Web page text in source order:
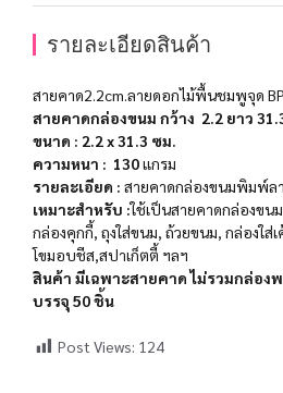
รายละเอียดสินค้า
สายคาด2.2cm.ลายดอกไม้พื้นชมพูจุด
สายคาดกล่องขนม กว้าง 2.2 ยาว
ขนาด : 2.2 x 31.3 ซม
ความหนา : 130แกรม
รายละเอียด : สายคาดกล่องขนมพิมพ์ล
เหมาะสำ​หรับ​ :ใช้เป็นสายคาดกล่องขน
กล่องคุกกี้, ถุงใส่ขนม, ถ้วยขนม, กล่องใส่
โขมอบชีส,สปาเก็ตตี้ ฯลฯ
สินค้า มีเฉพาะสายคาด ไม่รวมกล่อง
บรรจุ 50 ชิ้น
Post Views: 124